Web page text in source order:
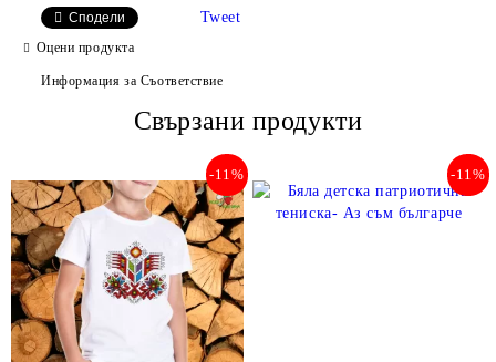
Съгласен съм сПолитиката за лични данни
Сподели Tweet
Оцени продукта
Информация за Съответствие
Свързани продукти
-11% -11%